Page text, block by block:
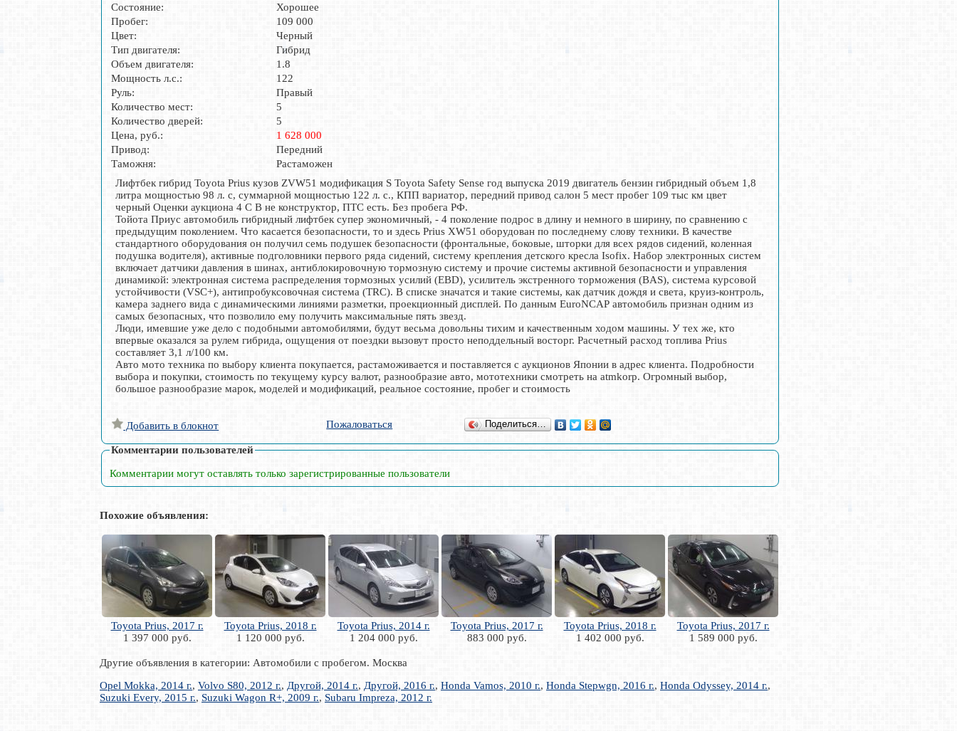
Состояние:
Хорошее
Пробег:
109 000
Цвет:
Черный
Тип двигателя:
Гибрид
Объем двигателя:
1.8
Мощность л.с.:
122
Руль:
Правый
Количество мест:
5
Количество дверей:
5
Цена, руб.:
1 628 000
Привод:
Передний
Таможня:
Растаможен
Лифтбек гибрид Toyota Prius кузов ZVW51 модификация S Toyota Safety Sense год выпуска 2019 двигатель бензин гибридный объем 1,8
литра мощностью 98 л. с, суммарной мощностью 122 л. с., КПП вариатор, передний привод салон 5 мест пробег 109 тыс км цвет
черный Оценки аукциона 4 C B не конструктор, ПТС есть. Без пробега РФ.
Тойота Приус автомобиль гибридный лифтбек супер экономичный, - 4 поколение подрос в длину и немного в ширину, по сравнению с
предыдущим поколением. Что касается безопасности, то и здесь Prius XW51 оборудован по последнему слову техники. В качестве
стандартного оборудования он получил семь подушек безопасности (фронтальные, боковые, шторки для всех рядов сидений, коленная
подушка водителя), активные подголовники первого ряда сидений, систему крепления детского кресла Isofix. Набор электронных систем
включает датчики давления в шинах, антиблокировочную тормозную систему и прочие системы активной безопасности и управления
динамикой: электронная система распределения тормозных усилий (EBD), усилитель экстренного торможения (BAS), система курсовой
устойчивости (VSC+), антипробуксовочная система (TRC). В списке значатся и такие системы, как датчик дождя и света, круиз-контроль,
камера заднего вида с динамическими линиями разметки, проекционный дисплей. По данным EuroNCAP автомобиль признан одним из
самых безопасных, что позволило ему получить максимальные пять звезд.
Люди, имевшие уже дело с подобными автомобилями, будут весьма довольны тихим и качественным ходом машины. У тех же, кто
впервые оказался за рулем гибрида, ощущения от поездки вызовут просто неподдельный восторг. Расчетный расход топлива Prius
составляет 3,1 л/100 км.
Авто мото техника по выбору клиента покупается, растаможивается и поставляется с аукционов Японии в адрес клиента. Подробности
выбора и покупки, стоимость по текущему курсу валют, разнообразие авто, мототехники смотреть на atmkorp. Огромный выбор,
большое разнообразие марок, моделей и модификаций, реальное состояние, пробег и стоимость
Добавить в блокнот Пожаловаться Поделиться…
Комментарии пользователей
Комментарии могут оставлять только зарегистрированные пользователи
Похожие объявления:
Toyota Prius, 2017 г.
1 397 000 руб.
Toyota Prius, 2018 г.
1 120 000 руб.
Toyota Prius, 2014 г.
1 204 000 руб.
Toyota Prius, 2017 г.
883 000 руб.
Toyota Prius, 2018 г.
1 402 000 руб.
Toyota Prius, 2017 г.
1 589 000 руб.
Другие объявления в категории: Автомобили с пробегом. Москва
Opel Mokka, 2014 г., Volvo S80, 2012 г., Другой, 2014 г., Другой, 2016 г., Honda Vamos, 2010 г., Honda Stepwgn, 2016 г., Honda Odyssey, 2014 г.,
Suzuki Every, 2015 г., Suzuki Wagon R+, 2009 г., Subaru Impreza, 2012 г.